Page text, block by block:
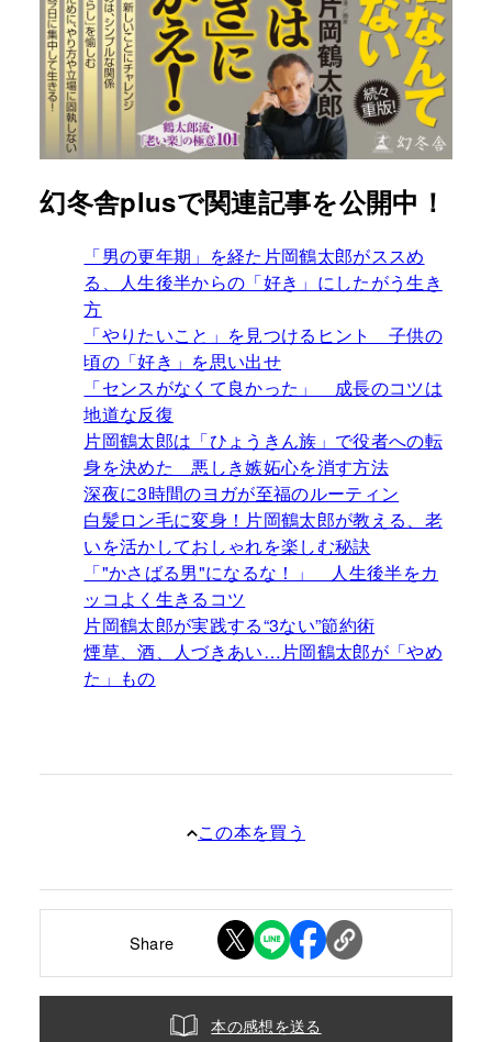
幻冬舎plusで関連記事を公開中！
「男の更年期」を経た片岡鶴太郎がススめ
る、人生後半からの「好き」にしたがう生き
方
「やりたいこと」を見つけるヒント 子供の
頃の「好き」を思い出せ
「センスがなくて良かった」 成長のコツは
地道な反復
片岡鶴太郎は「ひょうきん族」で役者への転
身を決めた 悪しき嫉妬心を消す方法
深夜に3時間のヨガが至福のルーティン
白髪ロン毛に変身！片岡鶴太郎が教える、老
いを活かしておしゃれを楽しむ秘訣
「"かさばる男"になるな！」 人生後半をカ
ッコよく生きるコツ
片岡鶴太郎が実践する“3ない”節約術
煙草、酒、人づきあい…片岡鶴太郎が「やめ
た」もの
この本を買う
Share
本の感想を送る